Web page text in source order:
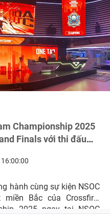
Championship 2025
Finals với thi đấu
hành cùng sự kiện NSOC
Bắc của Crossfire: